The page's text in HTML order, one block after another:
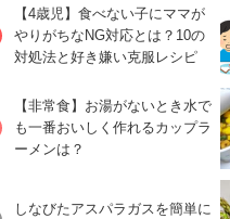
【4歳児】食べない子にママが
やりがちなNG対応とは？10の
対処法と好き嫌い克服レシピ
【非常食】お湯がないとき水で
も一番おいしく作れるカップラ
ーメンは？
しなびたアスパラガスを簡単に